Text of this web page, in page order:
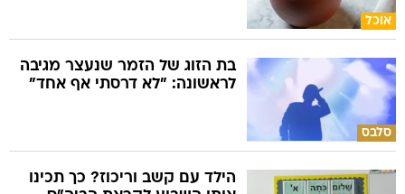
אוכל
סלבס
בת הזוג של הזמר שנעצר מגיבה
לראשונה: "לא דרסתי אף אחד"
הילד עם קשב וריכוז? כך תכינו